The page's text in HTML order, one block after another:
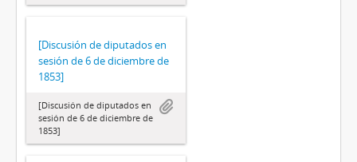
[Discusión de diputados en
sesión de 6 de diciembre de
1853]
[Discusión de diputados en
sesión de 6 de diciembre de
1853]